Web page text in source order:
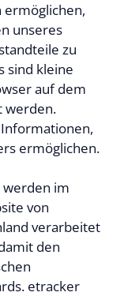
ermöglichen,
unseres
zu
sind kleine
auf dem
werden.
ermöglichen.
im
von
verarbeitet
den
etracker